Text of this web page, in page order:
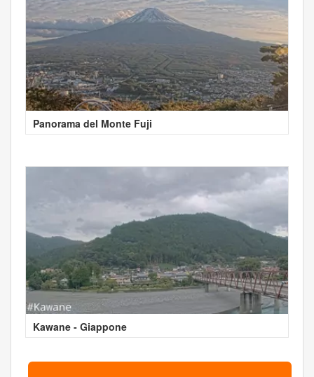
Panorama del Monte Fuji
Kawane - Giappone